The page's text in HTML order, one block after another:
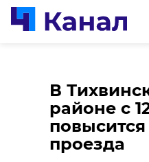
В
районе с
проезда
Токсово
ушу.